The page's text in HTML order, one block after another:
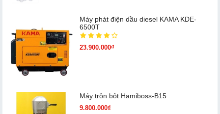
Máy phát điện dầu diesel KAMA KDE-
6500T
23.900.000₫
Máy trộn bột Hamiboss-B15
9.800.000₫